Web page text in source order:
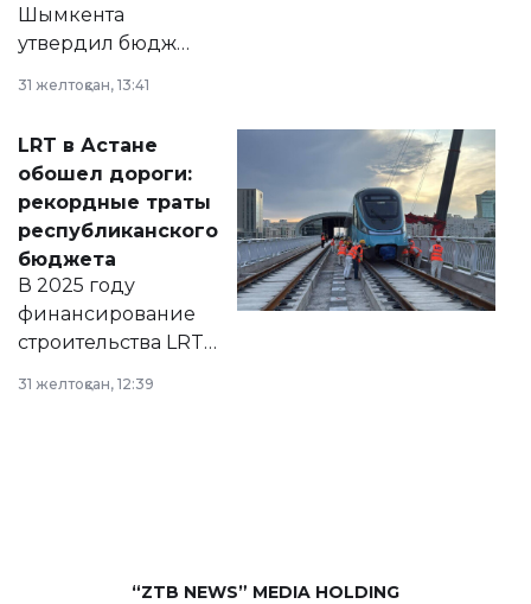
Шымкента
утвердил бюджет
2028 годы.
документ
появился в базе
нормативных
правовых актов и
на сайте маслихат
города.
31 желтоқсан, 13:41
LRT в Астане
обошел дороги:
рекордные траты
республиканского
бюджета
В 2025 году
финансирование
строительства LRT
республиканского
31 желтоқсан, 12:39
“ZTB NEWS” MEDIA HOLDING